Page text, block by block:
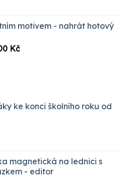
motivem - nahrát hotový
Kč.
KčAktuální
ke konci školního roku od
magnetická na lednici s
- editor